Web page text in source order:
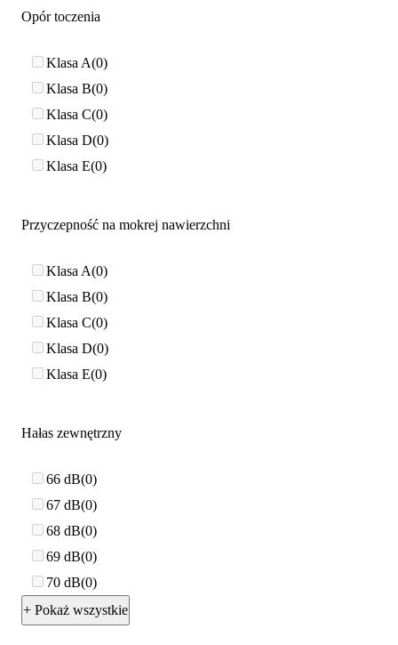
Opór toczenia
Klasa A 0
Klasa B 0
Klasa C 0
Klasa D 0
Klasa E 0
Przyczepność na mokrej nawierzchni
Klasa A 0
Klasa B 0
Klasa C 0
Klasa D 0
Klasa E 0
Hałas zewnętrzny
66 dB 0
67 dB 0
68 dB 0
69 dB 0
70 dB 0
+ Pokaż wszystkie